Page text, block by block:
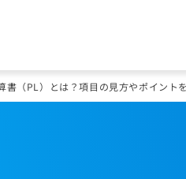
書（PL）とは？項目の見方やポイント